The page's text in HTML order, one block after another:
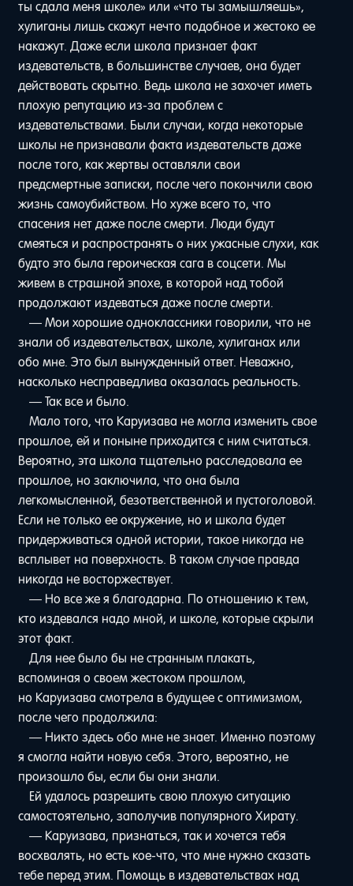
ты сдала меня школе» или «что ты замышляешь»,
хулиганы лишь скажут нечто подобное и жестоко ее
накажут. Даже если школа признает факт
издевательств, в большинстве случаев, она будет
действовать скрытно. Ведь школа не захочет иметь
плохую репутацию из-за проблем с
издевательствами. Были случаи, когда некоторые
школы не признавали факта издевательств даже
после того, как жертвы оставляли свои
предсмертные записки, после чего покончили свою
жизнь самоубийством. Но хуже всего то, что
спасения нет даже после смерти. Люди будут
смеяться и распространять о них ужасные слухи, как
будто это была героическая сага в соцсети. Мы
живем в страшной эпохе, в которой над тобой
продолжают издеваться даже после смерти.
— Мои хорошие одноклассники говорили, что не
знали об издевательствах, школе, хулиганах или
обо мне. Это был вынужденный ответ. Неважно,
насколько несправедлива оказалась реальность.
— Так все и было.
Мало того, что Каруизава не могла изменить свое
прошлое, ей и поныне приходится с ним считаться.
Вероятно, эта школа тщательно расследовала ее
прошлое, но заключила, что она была
легкомысленной, безответственной и пустоголовой.
Если не только ее окружение, но и школа будет
придерживаться одной истории, такое никогда не
всплывет на поверхность. В таком случае правда
никогда не восторжествует.
— Но все же я благодарна. По отношению к тем,
кто издевался надо мной, и школе, которые скрыли
этот факт.
Для нее было бы не странным плакать,
вспоминая о своем жестоком прошлом,
но Каруизава смотрела в будущее с оптимизмом,
после чего продолжила:
— Никто здесь обо мне не знает. Именно поэтому
я смогла найти новую себя. Этого, вероятно, не
произошло бы, если бы они знали.
Ей удалось разрешить свою плохую ситуацию
самостоятельно, заполучив популярного Хирату.
— Каруизава, признаться, так и хочется тебя
восхвалять, но есть кое-что, что мне нужно сказать
тебе перед этим. Помощь в издевательствах над